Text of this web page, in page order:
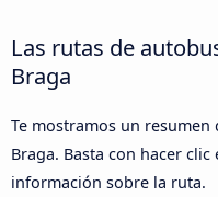
Las rutas de
Braga
Te mostramos un resumen
Braga. Basta con hacer
información sobre la ruta.